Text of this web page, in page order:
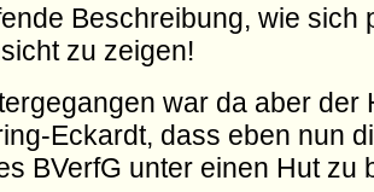
Beschreibung, wie sich
zu zeigen!
war da aber der
Eckardt, dass eben nun
BVerfG unter einen Hut zu